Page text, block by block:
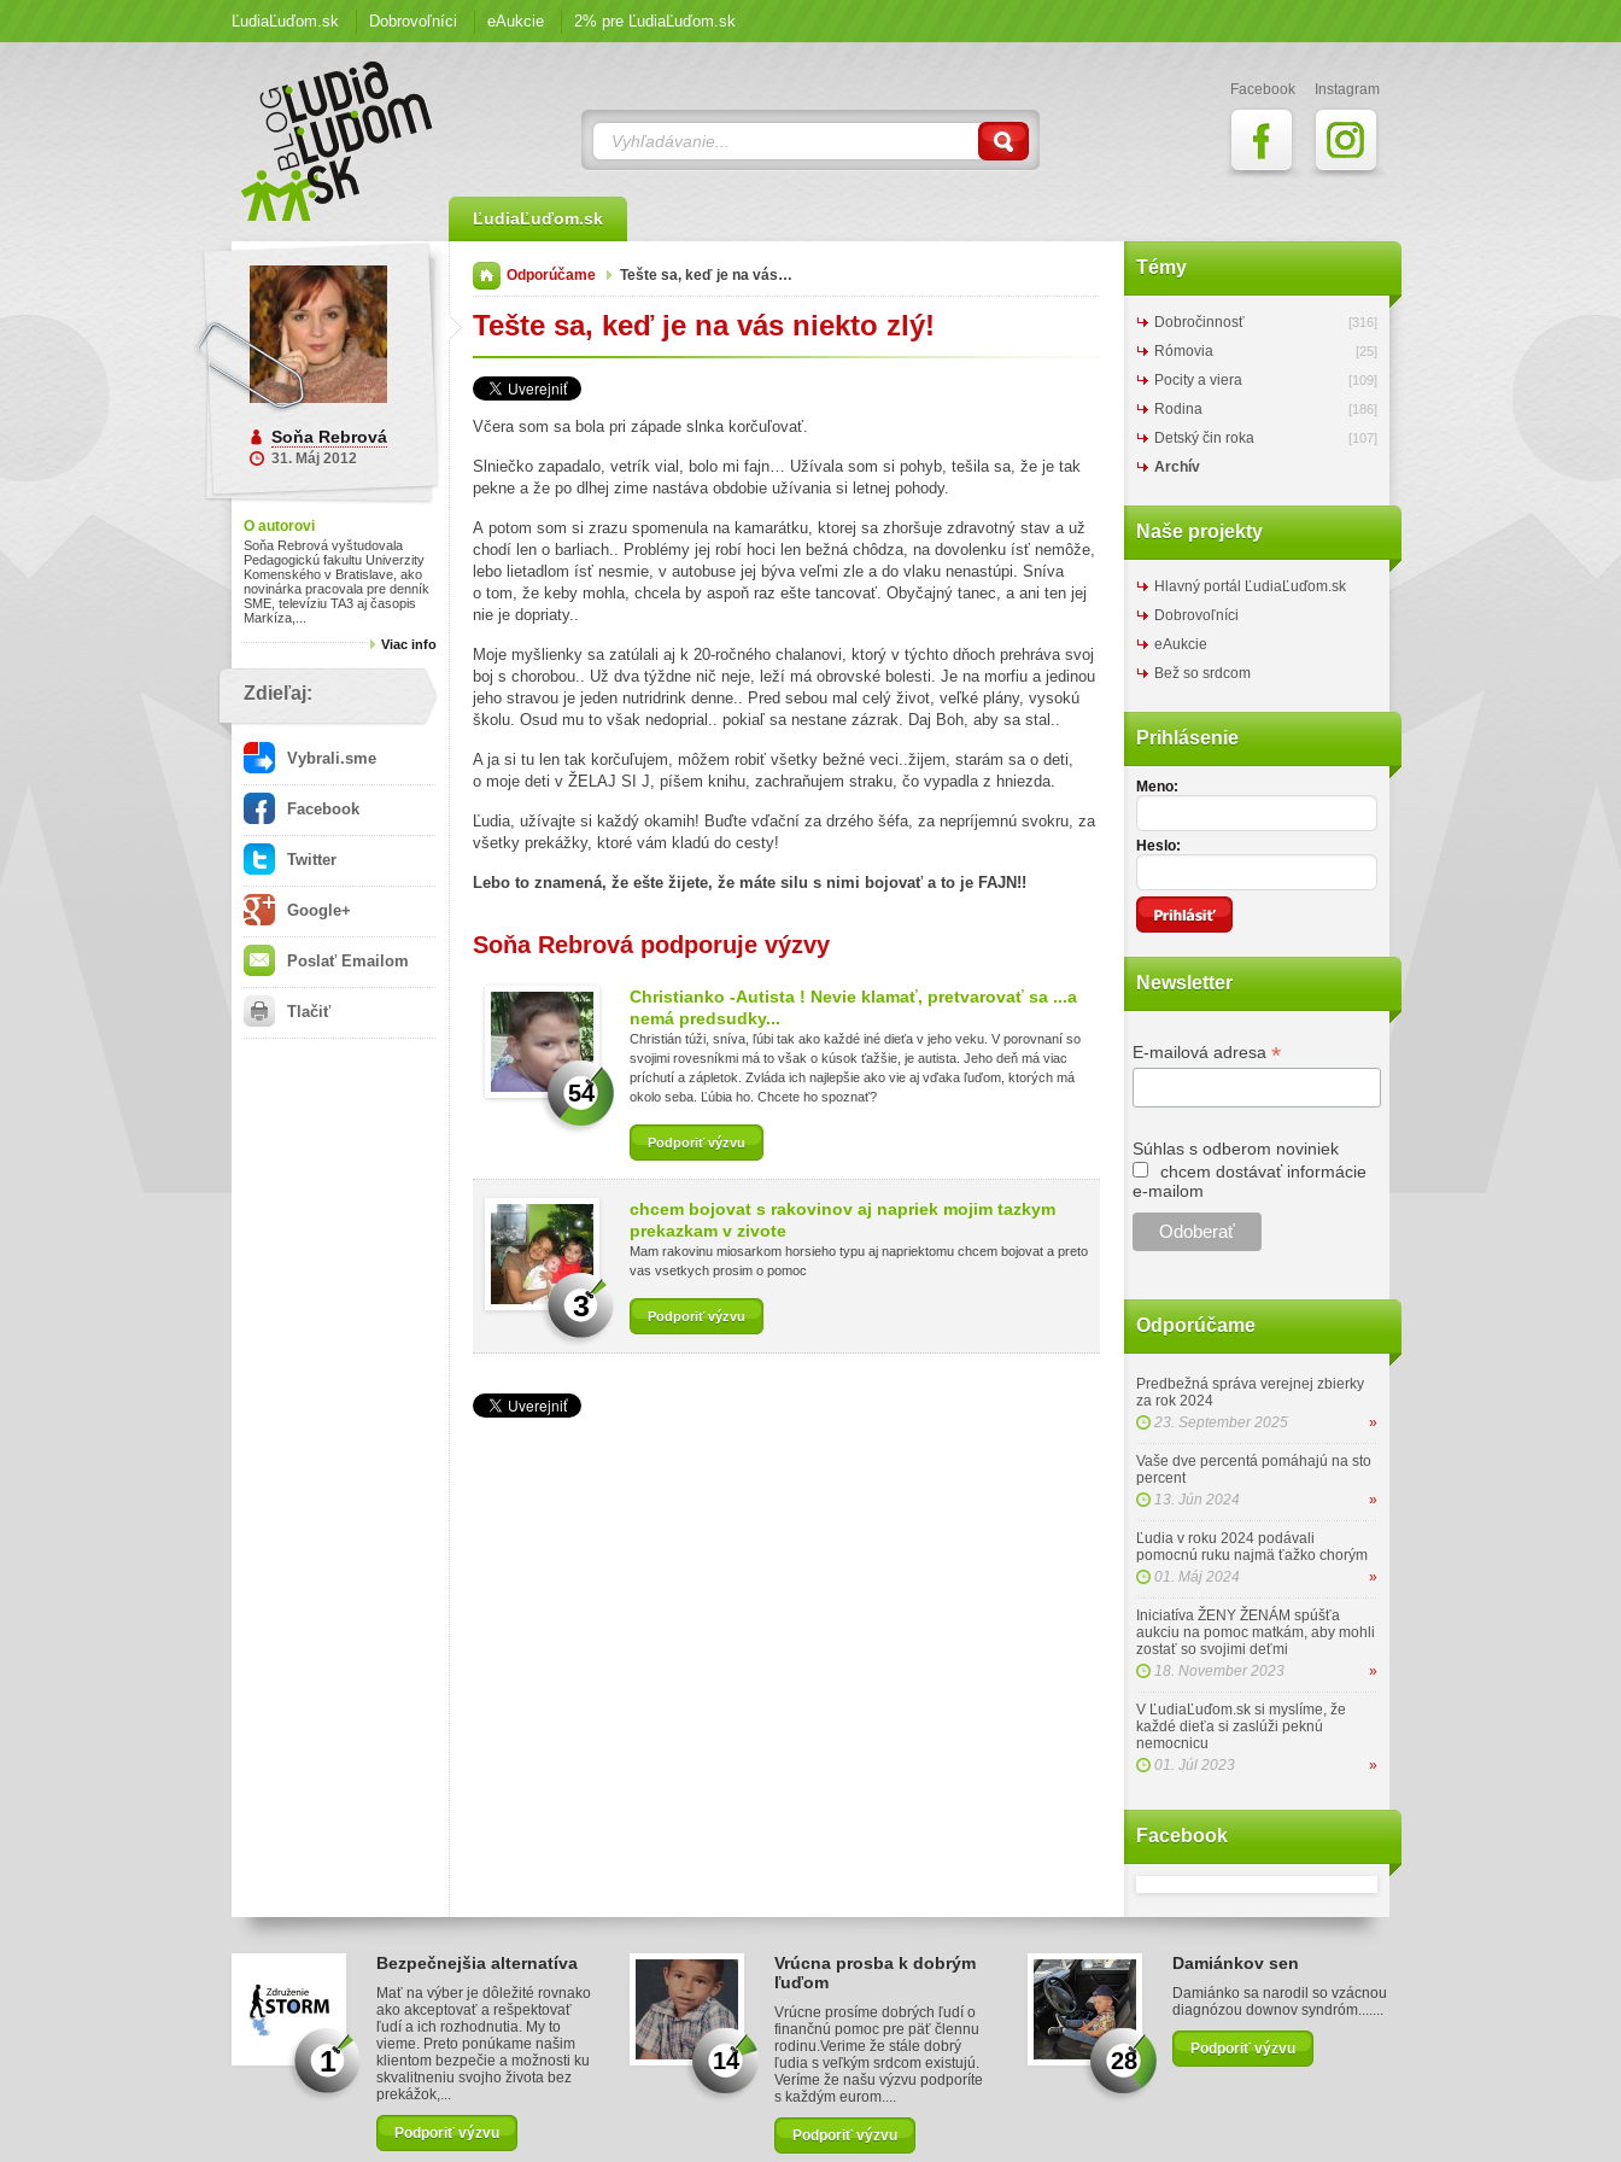
ĽudiaĽuďom.sk Dobrovoľníci eAukcie 2% pre ĽudiaĽuďom.sk
Facebook Instagram
ĽudiaĽuďom.sk
Soňa Rebrová
31. Máj 2012
O autorovi
Soňa Rebrová vyštudovala
Pedagogickú fakultu Univerzity
Komenského v Bratislave, ako
novinárka pracovala pre denník
SME, televíziu TA3 aj časopis
Markíza,...
Viac info
Zdieľaj:
Vybrali.sme
Facebook
Twitter
Google+
Poslať Emailom
Tlačiť
Odporúčame Tešte sa, keď je na vás…
Tešte sa, keď je na vás niekto zlý!
Včera som sa bola pri západe slnka korčuľovať.
Slniečko zapadalo, vetrík vial, bolo mi fajn… Užívala som si pohyb, tešila sa, že je tak
pekne a že po dlhej zime nastáva obdobie užívania si letnej pohody.
A potom som si zrazu spomenula na kamarátku, ktorej sa zhoršuje zdravotný stav a už
chodí len o barliach.. Problémy jej robí hoci len bežná chôdza, na dovolenku ísť nemôže,
lebo lietadlom ísť nesmie, v autobuse jej býva veľmi zle a do vlaku nenastúpi. Sníva
o tom, že keby mohla, chcela by aspoň raz ešte tancovať. Obyčajný tanec, a ani ten jej
nie je dopriaty..
Moje myšlienky sa zatúlali aj k 20-ročného chalanovi, ktorý v týchto dňoch prehráva svoj
boj s chorobou.. Už dva týždne nič neje, leží má obrovské bolesti. Je na morfiu a jedinou
jeho stravou je jeden nutridrink denne.. Pred sebou mal celý život, veľké plány, vysokú
školu. Osud mu to však nedoprial.. pokiaľ sa nestane zázrak. Daj Boh, aby sa stal..
A ja si tu len tak korčuľujem, môžem robiť všetky bežné veci..žijem, starám sa o deti,
o moje deti v ŽELAJ SI J, píšem knihu, zachraňujem straku, čo vypadla z hniezda.
Ľudia, užívajte si každý okamih! Buďte vďační za drzého šéfa, za nepríjemnú svokru, za
všetky prekážky, ktoré vám kladú do cesty!
Lebo to znamená, že ešte žijete, že máte silu s nimi bojovať a to je FAJN!!
Soňa Rebrová podporuje výzvy
54
Christianko -Autista ! Nevie klamať, pretvarovať sa ...a
nemá predsudky...
Christián túži, sníva, ľúbi tak ako každé iné dieťa v jeho veku. V porovnaní so
svojimi rovesníkmi má to však o kúsok ťažšie, je autista. Jeho deň má viac
príchutí a zápletok. Zvláda ich najlepšie ako vie aj vďaka ľuďom, ktorých má
okolo seba. Ľúbia ho. Chcete ho spoznať?
Podporiť výzvu
3
chcem bojovat s rakovinov aj napriek mojim tazkym
prekazkam v zivote
Mam rakovinu miosarkom horsieho typu aj napriektomu chcem bojovat a preto
vas vsetkych prosim o pomoc
Podporiť výzvu
Témy
Dobročinnosť [316]
Rómovia [25]
Pocity a viera [109]
Rodina [186]
Detský čin roka [107]
Archív
Naše projekty
Hlavný portál ĽudiaĽuďom.sk
Dobrovoľníci
eAukcie
Bež so srdcom
Prihlásenie
Meno:
Heslo:
Newsletter
E-mailová adresa *
Súhlas s odberom noviniek
chcem dostávať informácie
e-mailom
Odporúčame
Predbežná správa verejnej zbierky
za rok 2024
23. September 2025
»
Vaše dve percentá pomáhajú na sto
percent
13. Jún 2024
»
Ľudia v roku 2024 podávali
pomocnú ruku najmä ťažko chorým
01. Máj 2024
»
Iniciatíva ŽENY ŽENÁM spúšťa
aukciu na pomoc matkám, aby mohli
zostať so svojimi deťmi
18. November 2023
»
V ĽudiaĽuďom.sk si myslíme, že
každé dieťa si zaslúži peknú
nemocnicu
01. Júl 2023
»
Facebook
1
Bezpečnejšia alternatíva
Mať na výber je dôležité rovnako
ako akceptovať a rešpektovať
ľudí a ich rozhodnutia. My to
vieme. Preto ponúkame našim
klientom bezpečie a možnosti ku
skvalitneniu svojho života bez
prekážok,...
Podporiť výzvu
14
Vrúcna prosba k dobrým
ľuďom
Vrúcne prosíme dobrých ľudí o
finančnú pomoc pre päť člennu
rodinu.Verime že stále dobrý
ľudia s veľkým srdcom existujú.
Veríme že našu výzvu podporíte
s každým eurom....
Podporiť výzvu
28
Damiánkov sen
Damiánko sa narodil so vzácnou
diagnózou downov syndróm.......
Podporiť výzvu